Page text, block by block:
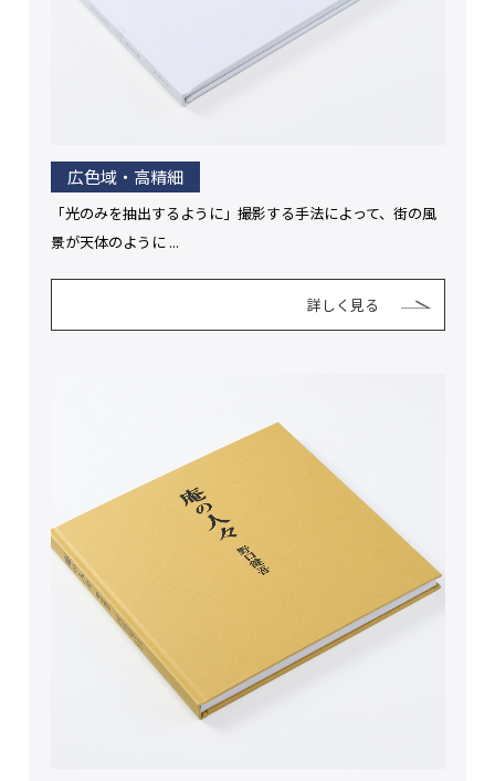
広色域・高精細
「光のみを抽出するように」撮影する手法によって、街の風
景が天体のように ...
詳しく見る